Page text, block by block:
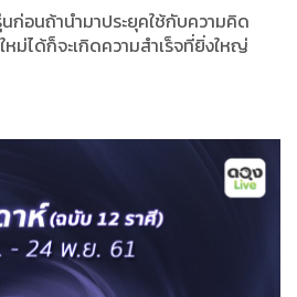
ก่อนถ้านำมาประยุคใช้กับความคิด
ม่ได้ก็จะเกิดความสำเร็จที่ยิ่งใหญ่